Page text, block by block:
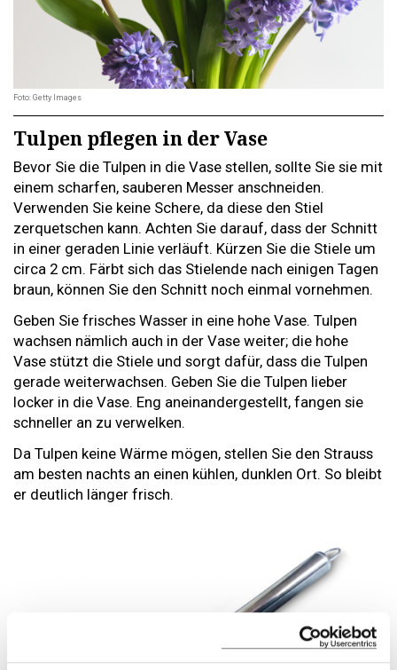
Foto: Getty Images
Tulpen pflegen in der Vase
Bevor Sie die Tulpen in die Vase stellen, sollte Sie sie mit
einem scharfen, sauberen Messer anschneiden.
Verwenden Sie keine Schere, da diese den Stiel
zerquetschen kann. Achten Sie darauf, dass der Schnitt
in einer geraden Linie verläuft. Kürzen Sie die Stiele um
circa 2 cm. Färbt sich das Stielende nach einigen Tagen
braun, können Sie den Schnitt noch einmal vornehmen.
Geben Sie frisches Wasser in eine hohe Vase. Tulpen
wachsen nämlich auch in der Vase weiter; die hohe
Vase stützt die Stiele und sorgt dafür, dass die Tulpen
gerade weiterwachsen. Geben Sie die Tulpen lieber
locker in die Vase. Eng aneinandergestellt, fangen sie
schneller an zu verwelken.
Da Tulpen keine Wärme mögen, stellen Sie den Strauss
am besten nachts an einen kühlen, dunklen Ort. So bleibt
er deutlich länger frisch.